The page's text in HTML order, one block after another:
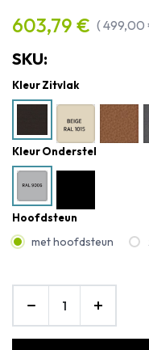
603,79 € (499,00
SKU:
Kleur Zitvlak
Kleur Onderstel
Hoofdsteun
met hoofdsteun